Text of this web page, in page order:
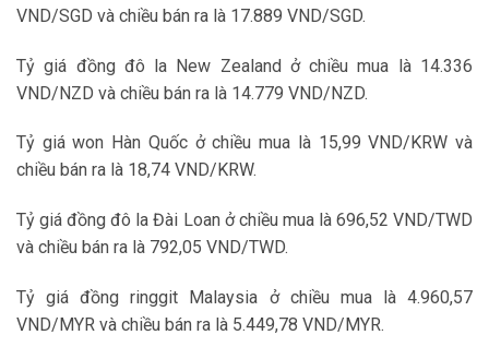
VND/SGD và chiều bán ra là 17.889 VND/SGD.
Tỷ giá đồng đô la New Zealand ở chiều mua là 14.336
VND/NZD và chiều bán ra là 14.779 VND/NZD.
Tỷ giá won Hàn Quốc ở chiều mua là 15,99 VND/KRW và
chiều bán ra là 18,74 VND/KRW.
Tỷ giá đồng đô la Đài Loan ở chiều mua là 696,52 VND/TWD
và chiều bán ra là 792,05 VND/TWD.
Tỷ giá đồng ringgit Malaysia ở chiều mua là 4.960,57
VND/MYR và chiều bán ra là 5.449,78 VND/MYR.